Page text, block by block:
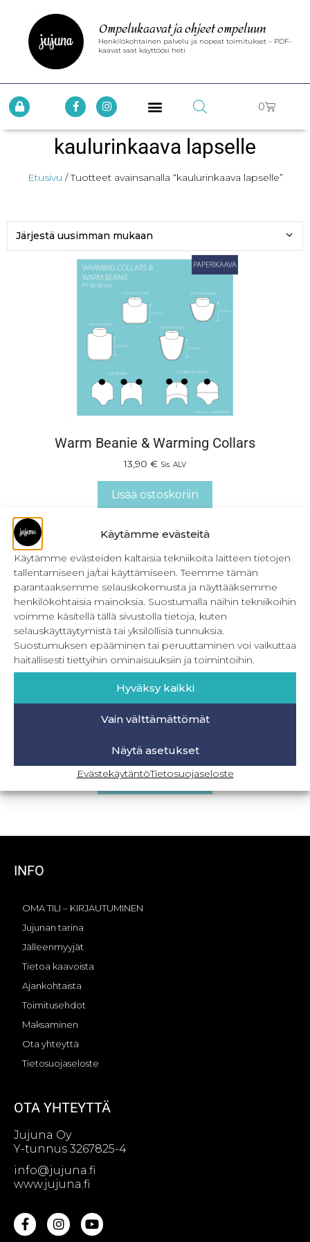
Käytämme evästeitä
Käytämme evästeiden kaltaisia tekniikoita laitteen tietojen
tallentamiseen ja/tai käyttämiseen. Teemme tämän
parantaaksemme selauskokemusta ja näyttääksemme
henkilökohtaisia mainoksia. Suostumalla näihin tekniikoihin
voimme käsitellä tällä sivustolla tietoja, kuten
selauskäyttäytymistä tai yksilöllisiä tunnuksia.
Suostumuksen epääminen tai peruuttaminen voi vaikuttaa
haitallisesti tiettyihin ominaisuuksiin ja toimintoihin.
Hyväksy kaikki
Vain välttämättömät
Näytä asetukset
EvästekäytäntöTietosuojaseloste
Ompelukaavat ja ohjeet ompeluun
Henkilökohtainen palvelu ja nopeat toimitukset – PDF-
kaavat saat käyttöösi heti
0
kaulurinkaava lapselle
Etusivu / Tuotteet avainsanalla “kaulurinkaava lapselle”
Warm Beanie & Warming Collars
13,90 € Sis. ALV
Lisää ostoskoriin
PDF Warming Collars – lämmin kauluri
5,90€ Sis. ALV
Lisää ostoskoriin
INFO
OMA TILI – KIRJAUTUMINEN
Jujunan tarina
Jälleenmyyjät
Tietoa kaavoista
Ajankohtaista
Toimitusehdot
Maksaminen
Ota yhteyttä
Tietosuojaseloste
OTA YHTEYTTÄ
Jujuna Oy
Y-tunnus 3267825-4
info@jujuna.fi
www.jujuna.fi